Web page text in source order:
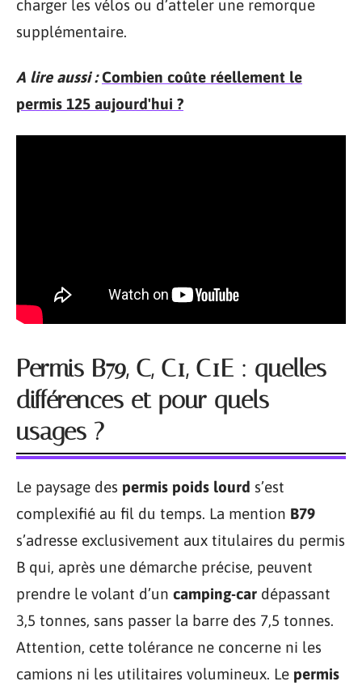
charger les vélos ou d’atteler une remorque
supplémentaire.
A lire aussi : Combien coûte réellement le
permis 125 aujourd'hui ?
Permis B79, C, C1, C1E : quelles
différences et pour quels
usages ?
Le paysage des permis poids lourd s’est
complexifié au fil du temps. La mention B79
s’adresse exclusivement aux titulaires du permis
B qui, après une démarche précise, peuvent
prendre le volant d’un camping-car dépassant
3,5 tonnes, sans passer la barre des 7,5 tonnes.
Attention, cette tolérance ne concerne ni les
camions ni les utilitaires volumineux. Le permis